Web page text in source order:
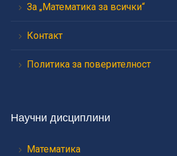
За „Математика за всички“
Контакт
Политика за поверителност
Научни дисциплини
Математика